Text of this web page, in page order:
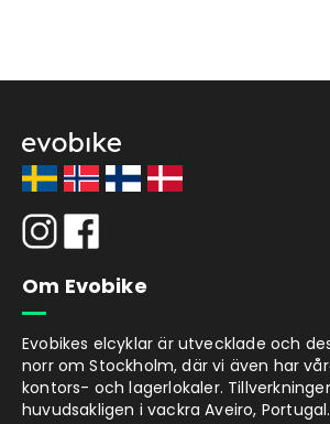
Evobike Flexs breda däck gör
marken. Det går även att ställa
så gott som stelt läge för att
startögonblicket eller om du
att ramen ska vara stel. När du
cykeln gör du snabbt cykeln
blir relativt lik en tvåhjulig cykel
luta den främre ramdelen i
samtidigt extra stöd av de två
Max lastvikt 120 kg.
Räckvidd
Om Evobike
Evobikes elcyklar är utvecklade och
norr om Stockholm, där vi även har
kontors- och lagerlokaler.
huvudsakligen i vackra Aveiro, Portugal.